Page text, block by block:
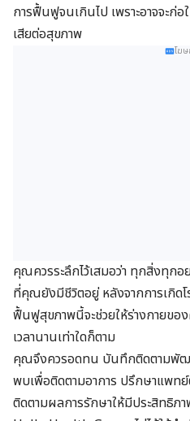
การฟื้นฟูจนเกินไป เพราะอาจจะก่อ
เสียต่อสุขภาพ
โฆ
คุณควรระลึกไว้เสมอว่า ทุกสิ่งทุก
ที่คุณยังมีชีวิตอยู่ หลังจากการเกิด
ฟื้นฟูสุขภาพนี้จะช่วยให้ร่างกายขอ
เวลานานเท่าใดก็ตาม
คุณจึงควรอดทน บันทึกติดตามพัฒ
พบเพื่อติดตามอาการ ปรึกษาแพท
ติดตามผลการรักษาให้มีประสิทธิภ